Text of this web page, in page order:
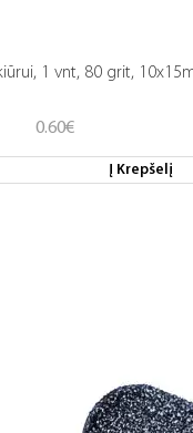
1 vnt, 80 grit,
0.60€
Į Krepšelį